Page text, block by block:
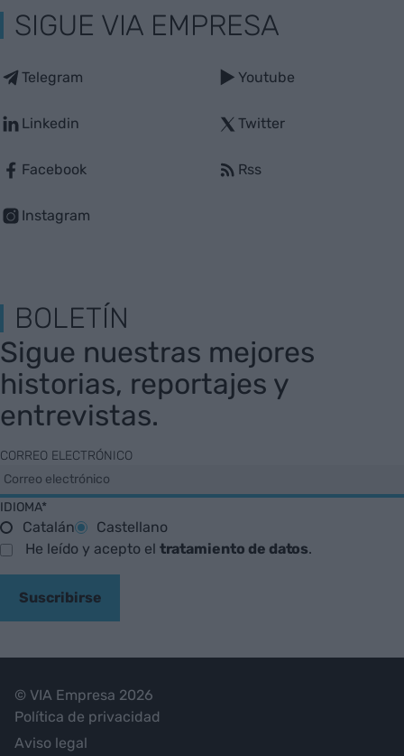
SIGUE VIA EMPRESA
Telegram
Linkedin
Facebook
Instagram
Youtube
Twitter
Rss
BOLETÍN
Sigue nuestras mejores
historias, reportajes y
entrevistas.
CORREO ELECTRÓNICO
IDIOMA*
Catalán
Castellano
He leído y acepto el tratamiento de datos.
Suscribirse
© VIA Empresa 2026
Política de privacidad
Aviso legal